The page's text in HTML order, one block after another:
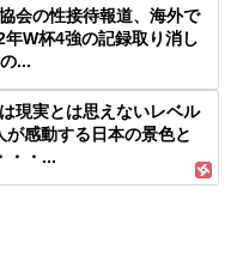
会の性接待報道、海外で
W杯4強の記録取り消し
の...
現実とは思えないレベル
感動する日本の景色と
・・...